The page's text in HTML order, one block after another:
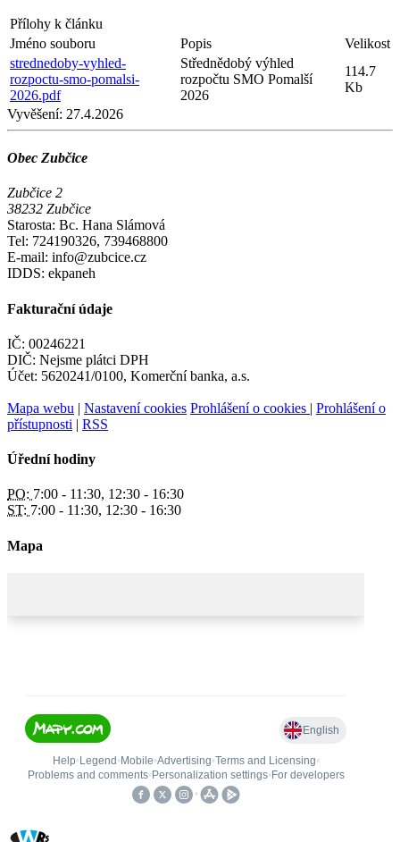
Přílohy k článku
Jméno souboru
Popis
Velikost
strednedoby-vyhled-
rozpoctu-smo-pomalsi-
2026.pdf
Střednědobý výhled
rozpočtu SMO Pomalší
2026
114.7
Kb
Vyvěšení: 27.4.2026
Obec Zubčice
Zubčice 2
38232 Zubčice
Starosta: Bc. Hana Slámová
Tel: 724190326, 739468800
E-mail: info@zubcice.cz
IDDS: ekpaneh
Fakturační údaje
IČ: 00246221
DIČ: Nejsme plátci DPH
Účet: 5620241/0100, Komerční banka, a.s.
Mapa webu | Nastavení cookies Prohlášení o cookies | Prohlášení o
přístupnosti | RSS
Úřední hodiny
PO: 7:00 - 11:30, 12:30 - 16:30
ST: 7:00 - 11:30, 12:30 - 16:30
Mapa